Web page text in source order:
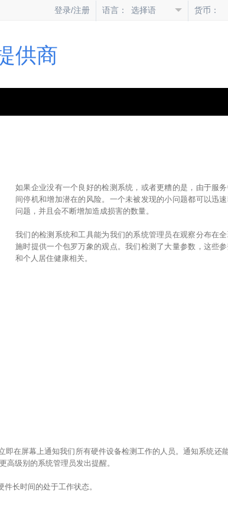
登录/注册 语言：
选择语
货币：
如果企业没有一个良好的检测系统，或者更糟的是，由于服
间停机和增加潜在的风险。一个未被发现的小问题都可以迅
问题，并且会不断增加造成损害的数量。
我们的检测系统和工具能为我们的系统管理员在观察分布在
施时提供一个包罗万象的观点。我们检测了大量参数，这些
和个人居住健康相关。
在屏幕上通知我们所有硬件设备检测工作的人员。通知系统还
高级别的系统管理员发出提醒。
长时间的处于工作状态。